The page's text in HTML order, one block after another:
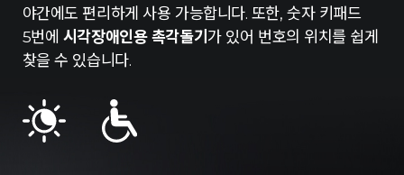
야간에도 편리하게 사용 가능합니다. 또한, 숫자 키패드
5번에 시각장애인용 촉각돌기 가 있어 번호의 위치를 쉽게
찾을 수 있습니다.